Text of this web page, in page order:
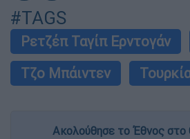
#TAGS
Ρετζέπ Ταγίπ Ερντογάν
Τζο Μπάιντεν
Ακολούθησε το Έθνος στο